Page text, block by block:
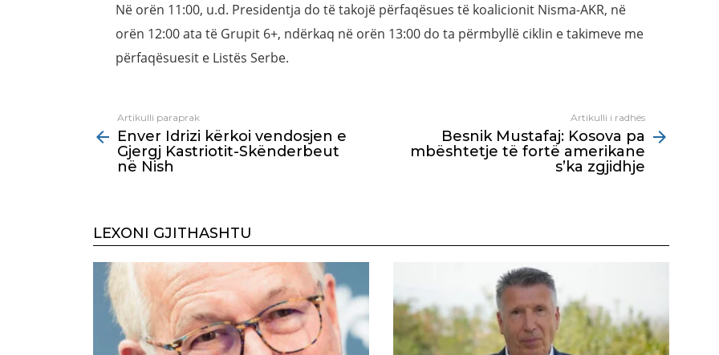
Në orën 11:00, u.d. Presidentja do të takojë përfaqësues të koalicionit Nisma-AKR, në
orën 12:00 ata të Grupit 6+, ndërkaq në orën 13:00 do ta përmbyllë ciklin e takimeve me
përfaqësuesit e Listës Serbe.
more
Artikulli paraprak
Enver Idrizi kërkoi vendosjen e
Gjergj Kastriotit-Skënderbeut
në Nish
Artikulli i radhës
Besnik Mustafaj: Kosova pa
mbështetje të fortë amerikane
s’ka zgjidhje
LEXONI GJITHASHTU